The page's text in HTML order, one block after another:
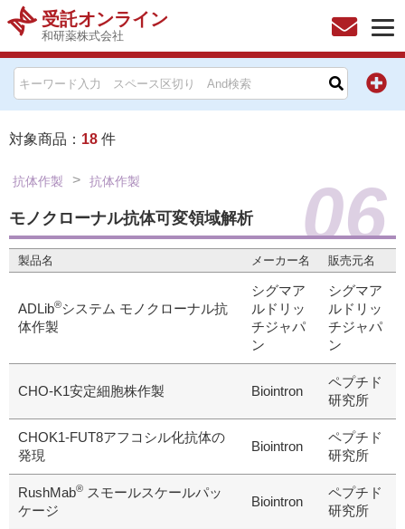
受託オンライン
和研薬株式会社
対象商品： 18 件
抗体作製 抗体作製
モノクローナル抗体可変領域解析 06
製品名 メーカー名 販売元名
ADLib®システム モノクローナル抗
体作製
シグマア
ルドリッ
チジャパ
ン
シグマア
ルドリッ
チジャパ
ン
CHO-K1安定細胞株作製 Biointron
ペプチド
研究所
CHOK1-FUT8アフコシル化抗体の
発現
Biointron
ペプチド
研究所
RushMab® スモールスケールパッ
ケージ
Biointron
ペプチド
研究所
HOME
キャンペーン情報一覧
製品カテゴリー一覧
メーカー別索引
ご利用ガイド
研究機器オンライン
ラボプランニング